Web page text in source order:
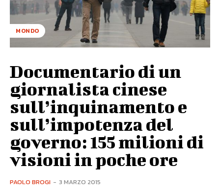
MONDO
Documentario di un
giornalista cinese
sull’inquinamento e
sull’impotenza del
governo: 155 milioni di
visioni in poche ore
PAOLO BROGI - 3 MARZO 2015